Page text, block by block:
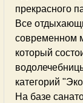
прекрасного
Все
современном
который
категорий
На базе